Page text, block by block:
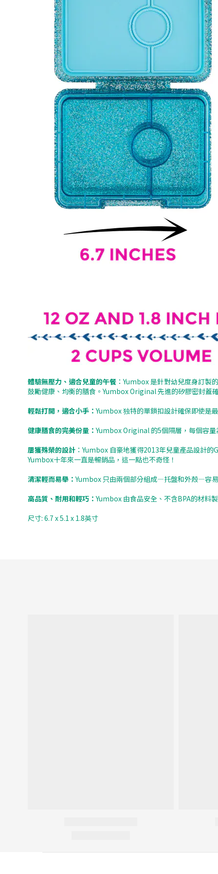
體驗無壓力、適合兒童的午餐 ：Yumbox 是針對幼兒度身訂製
鼓勵健康、均衡的膳食。Yumbox Original 先進的矽膠密封蓋
輕鬆打開，適合小手：Yumbox 独特的單鎖扣設計確保即使是
健康膳食的完美份量：Yumbox Original 的5個隔層，每個容
屢獲殊榮的設計 ：Yumbox 自豪地獲得2013年兒童產品設計
Yumbox十年來一直是暢銷品，這一點也不奇怪！
清潔輕而易舉：Yumbox 只由兩個部分組成—托盤和外殼—容
高品質、耐用和輕巧：Yumbox 由食品安全、不含BPA的材料
尺寸: 6.7 x 5.1 x 1.8英寸